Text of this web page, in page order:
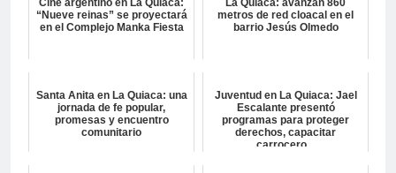
Cine argentino en La Quiaca:
“Nueve reinas” se proyectará
en el Complejo Manka Fiesta
La Quiaca: avanzan 860
metros de red cloacal en el
barrio Jesús Olmedo
Santa Anita en La Quiaca: una
jornada de fe popular,
promesas y encuentro
comunitario
Juventud en La Quiaca: Jael
Escalante presentó
programas para proteger
derechos, capacitar
carrocero...